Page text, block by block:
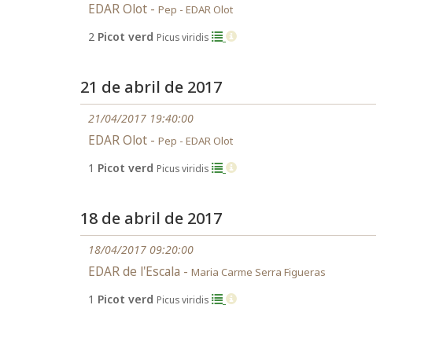
EDAR Olot - Pep - EDAR Olot
2 Picot verd Picus viridis
21 de abril de 2017
21/04/2017 19:40:00
EDAR Olot - Pep - EDAR Olot
1 Picot verd Picus viridis
18 de abril de 2017
18/04/2017 09:20:00
EDAR de l'Escala - Maria Carme Serra Figueras
1 Picot verd Picus viridis